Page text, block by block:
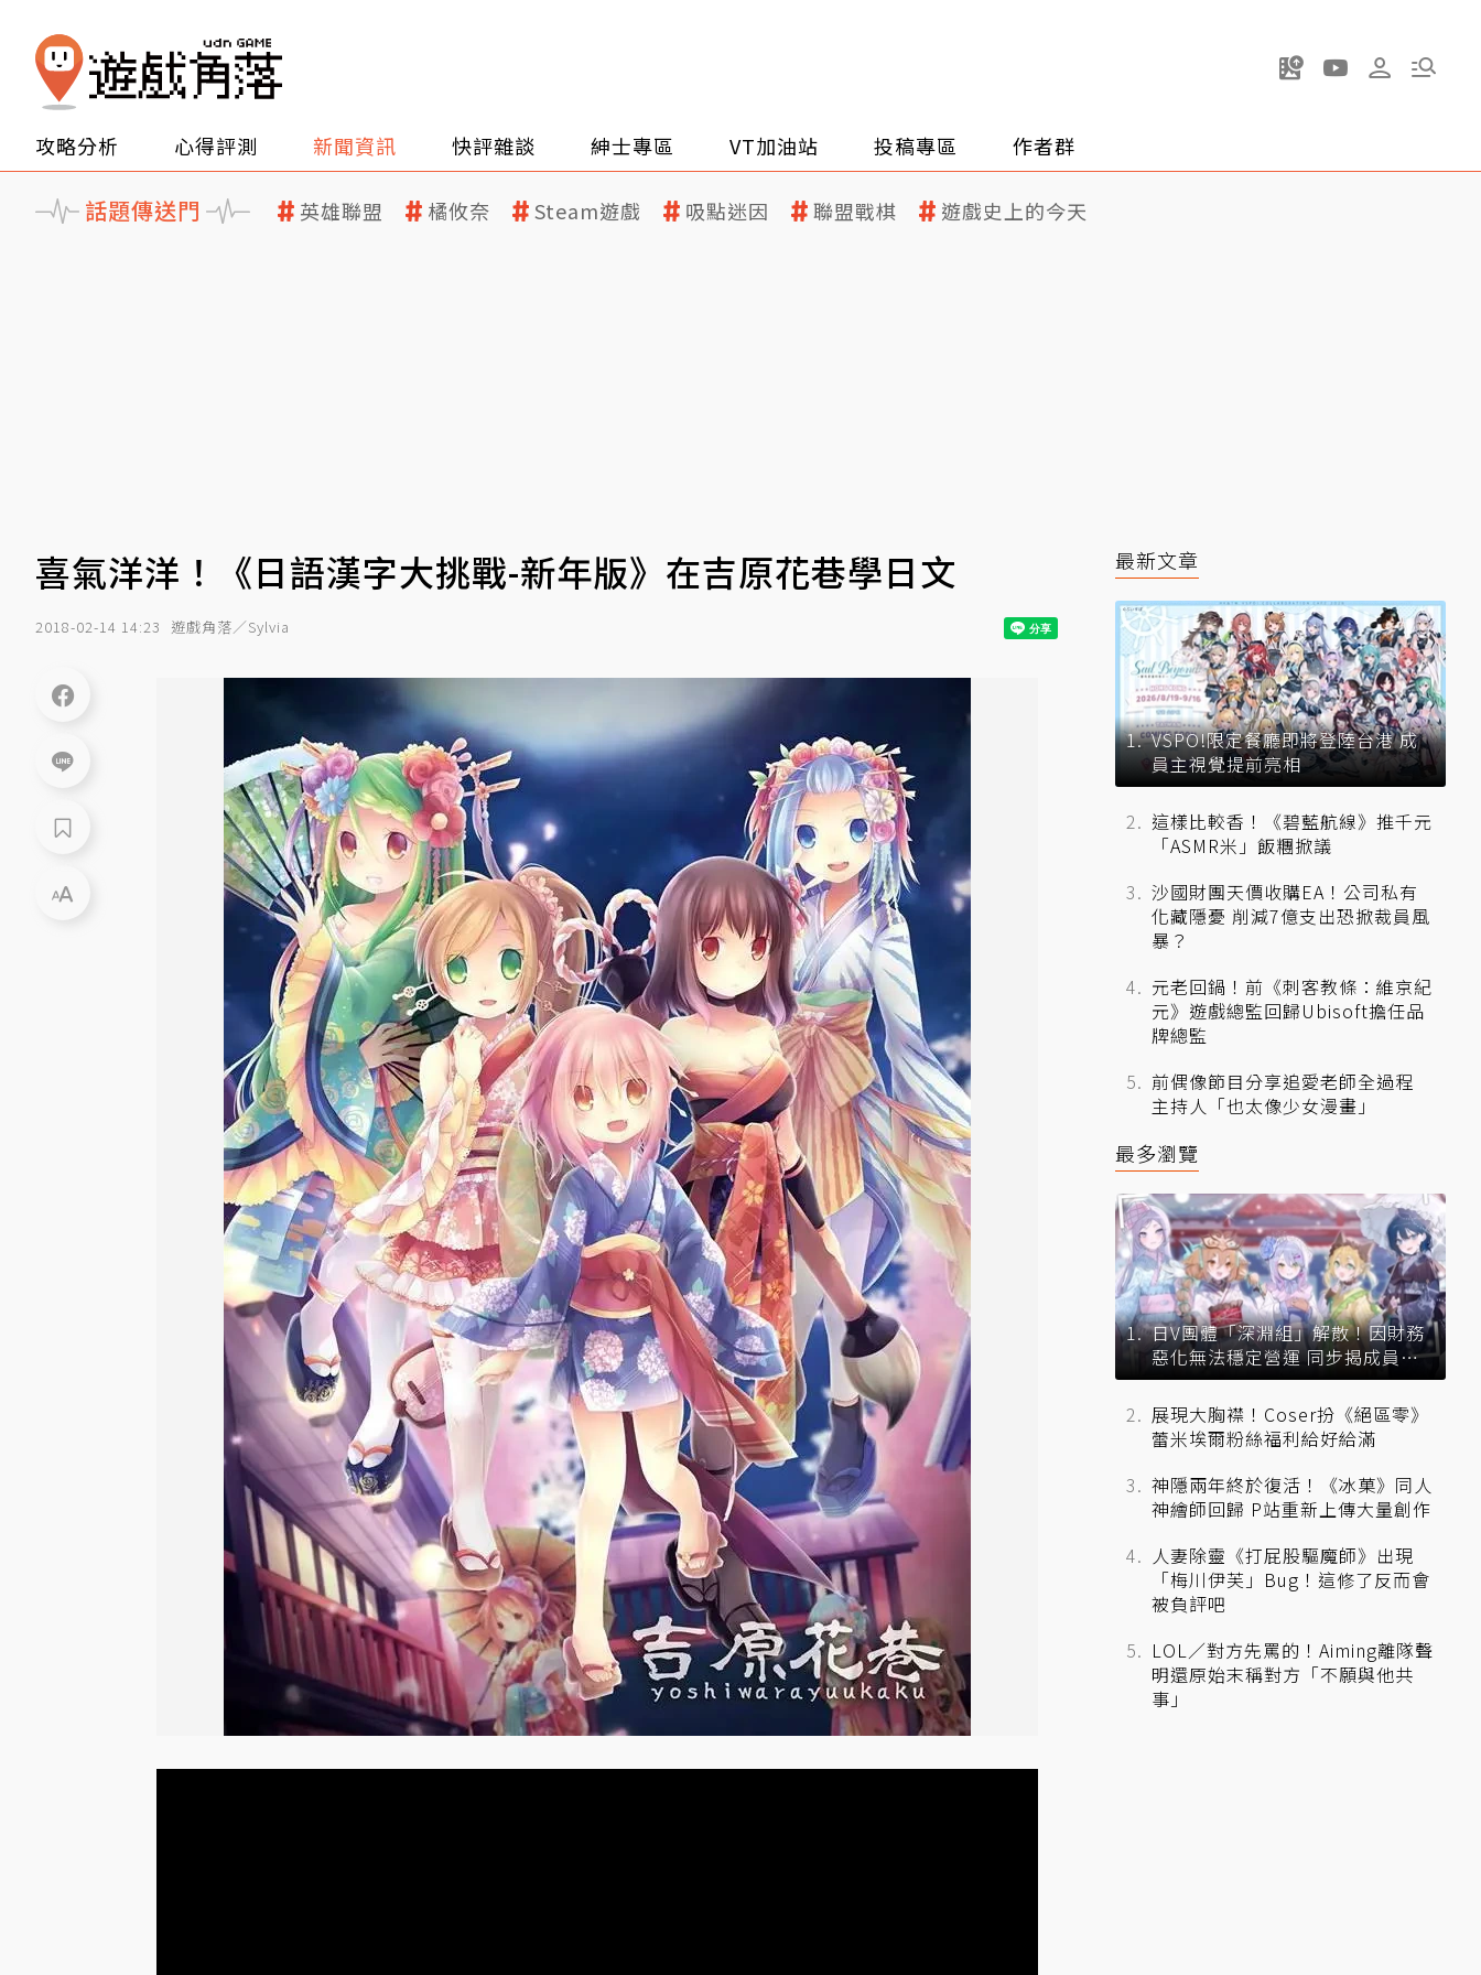
攻略分析 心得評測 新聞資訊 快評雜談 紳士專區 VT加油站 投稿專區 作者群
話題傳送門 英雄聯盟 橘攸奈 Steam遊戲 吸點迷因 聯盟戰棋 遊戲史上的今天
喜氣洋洋！《日語漢字大挑戰-新年版》在吉原花巷學日文
2018-02-14 14:23 遊戲角落／Sylvia
最新文章
VSPO!限定餐廳即將登陸台港 成
員主視覺提前亮相
這樣比較香！《碧藍航線》推千元
「ASMR米」飯糰掀議
沙國財團天價收購EA！公司私有
化藏隱憂 削減7億支出恐掀裁員風
暴？
元老回鍋！前《刺客教條：維京紀
元》遊戲總監回歸Ubisoft擔任品
牌總監
前偶像節目分享追愛老師全過程
主持人「也太像少女漫畫」
最多瀏覽
日V團體「深淵組」解散！因財務
惡化無法穩定營運 同步揭成員未
來去向
展現大胸襟！Coser扮《絕區零》
蕾米埃爾粉絲福利給好給滿
神隱兩年終於復活！《冰菓》同人
神繪師回歸 P站重新上傳大量創作
人妻除靈《打屁股驅魔師》出現
「梅川伊芙」Bug！這修了反而會
被負評吧
LOL／對方先罵的！Aiming離隊聲
明還原始末稱對方「不願與他共
事」